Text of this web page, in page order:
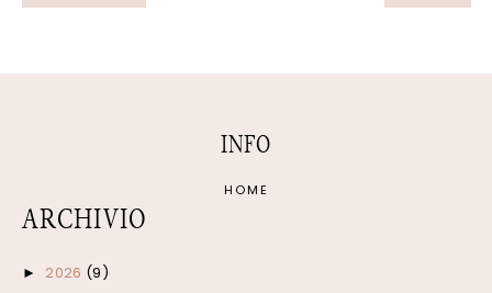
INFO
HOME
ARCHIVIO
► 2026 (9)